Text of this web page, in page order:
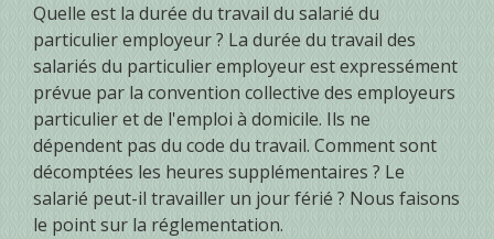
Quelle est la durée du travail du salarié du
particulier employeur ? La durée du travail des
salariés du particulier employeur est expressément
prévue par la convention collective des employeurs
particulier et de l'emploi à domicile. Ils ne
dépendent pas du code du travail. Comment sont
décomptées les heures supplémentaires ? Le
salarié peut-il travailler un jour férié ? Nous faisons
le point sur la réglementation.